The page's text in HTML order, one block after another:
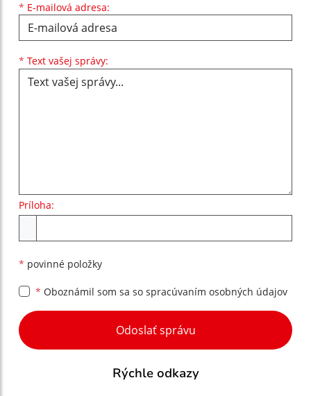
* E-mailová adresa:
* Text vašej správy:
Príloha:
* povinné položky
* Oboznámil som sa so spracúvaním osobných údajov
Google reCaptcha Response
Odoslať správu
Rýchle odkazy